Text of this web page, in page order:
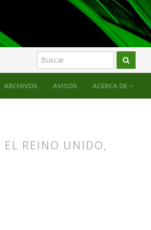
ARCHIVOS AVISOS ACERCA DE
EL REINO UNIDO,